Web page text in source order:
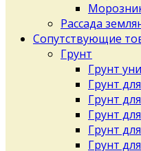
Рассада
Сопутствующие
Грунт
Грунт
Грунт
Грунт
Грунт
Грунт
Грунт